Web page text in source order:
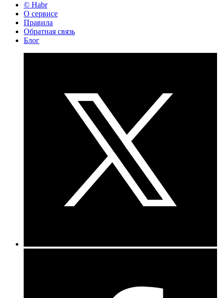
© Habr
О сервисе
Правила
Обратная связь
Блог